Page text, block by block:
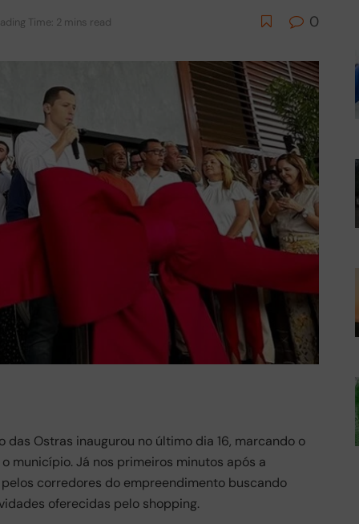
Time: 2 mins read 0
das Ostras inaugurou no último dia 16, marcando o
município. Já nos primeiros minutos após a
corredores do empreendimento buscando
oferecidas pelo shopping.